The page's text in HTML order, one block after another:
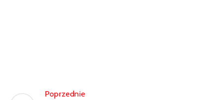
Poprzednie